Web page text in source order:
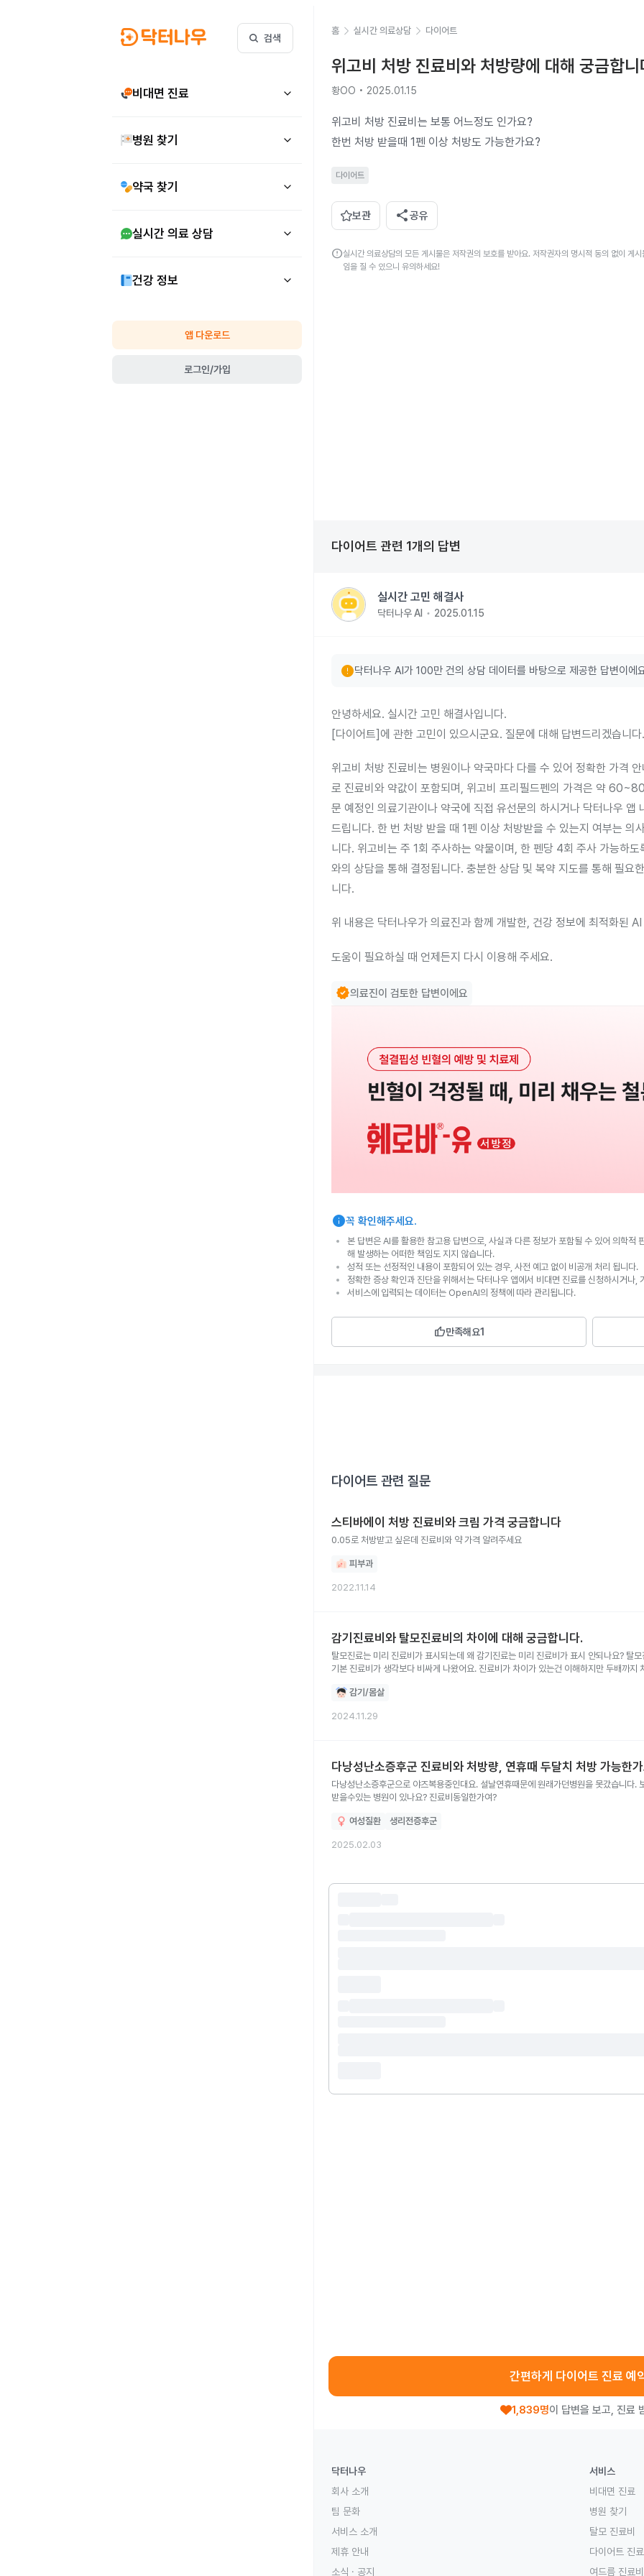
검색
비대면 진료
병원 찾기
약국 찾기
실시간 의료 상담
건강 정보
앱 다운로드
로그인/가입
홈 실시간 의료상담 다이어트
위고비 처방 진료비와 처방량에 대해 궁금합니
황OO • 2025.01.15
위고비 처방 진료비는 보통 어느정도 인가요?
한번 처방 받을때 1펜 이상 처방도 가능한가요?
다이어트
보관 share공유
error실시간 의료상담의 모든 게시물은 저작권의 보호를 받아요. 저작권자의 명시적 동의 없이 게
임을 질 수 있으니 유의하세요!
다이어트 관련 1개의 답변
실시간 고민 해결사
닥터나우 AI 2025.01.15
error닥터나우 AI가 100만 건의 상담 데이터를 바탕으로 제공한 답변이에
안녕하세요. 실시간 고민 해결사입니다.
[다이어트]에 관한 고민이 있으시군요. 질문에 대해 답변드리겠습니다.
위고비 처방 진료비는 병원이나 약국마다 다를 수 있어 정확한 가격
로 진료비와 약값이 포함되며, 위고비 프리필드펜의 가격은 약
문 예정인 의료기관이나 약국에 직접 유선문의 하시거나 닥터나우 앱
드립니다. 한 번 처방 받을 때 1펜 이상 처방받을 수 있는지 여부는 의
니다. 위고비는 주 1회 주사하는 약물이며, 한 펜당 4회 주사 가능하
와의 상담을 통해 결정됩니다. 충분한 상담 및 복약 지도를 통해 필요
니다.
위 내용은 닥터나우가 의료진과 함께 개발한, 건강 정보에 최적화된
도움이 필요하실 때 언제든지 다시 이용해 주세요.
verified의료진이 검토한 답변이에요
info꼭 확인해주세요.
본 답변은 AI를 활용한 참고용 답변으로, 사실과 다른 정보가 포함될 수 있어 의학적
해 발생하는 어떠한 책임도 지지 않습니다.
성적 또는 선정적인 내용이 포함되어 있는 경우, 사전 예고 없이 비공개 처리 됩니다.
정확한 증상 확인과 진단을 위해서는 닥터나우 앱에서 비대면 진료를 신청하시거나,
서비스에 입력되는 데이터는 OpenAI의 정책에 따라 관리됩니다.
thumb_up만족해요1
다이어트 관련 질문
스티바에이 처방 진료비와 크림 가격 궁금합니다
0.05로 처방받고 싶은데 진료비와 약 가격 알려주세요
피부과
2022.11.14
감기진료비와 탈모진료비의 차이에 대해 궁금합니다.
탈모진료는 미리 진료비가 표시되는데 왜 감기진료는 미리 진료비가 표시 안되나요? 탈모진료는 2900원 나왔었는데 감기진료는 6400원으로
기본 진료비가 생각보다 비싸게 나왔어요. 진료비가 차이가 있는건 이해하지만 두배까지
감기/몸살
2024.11.29
다낭성난소증후군 진료비와 처방량, 연휴때 두달치 처방 가능한
다낭성난소증후군으로 야즈복용중인대요. 설날연휴때문에 원래가던병원을 못갔습니다.
받을수있는 병원이 있나요? 진료비동일한가여?
여성질환 생리전증후군
2025.02.03
간편하게 다이어트 진료 예
1,839명이 답변을 보고, 진료
닥터나우
회사 소개
팀 문화
서비스 소개
제휴 안내
소식 · 공지
서비스
비대면 진료
병원 찾기
탈모 진료비
다이어트 진료
여드름 진료비